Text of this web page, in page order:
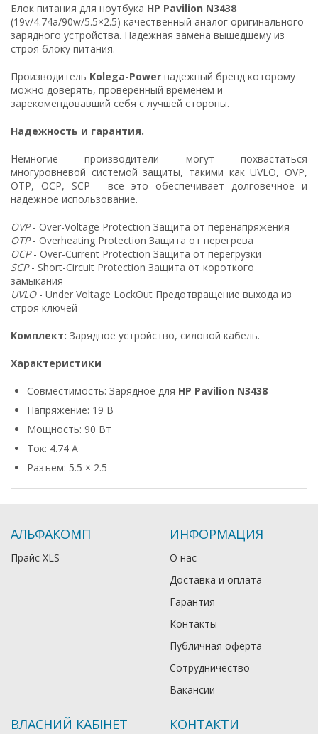
Блок питания для ноутбука HP Pavilion N3438
(19v/4.74a/90w/5.5×2.5) качественный аналог оригинального
зарядного устройства. Надежная замена вышедшему из
строя блоку питания.
Производитель Kolega-Power надежный бренд которому
можно доверять, проверенный временем и
зарекомендовавший себя с лучшей стороны.
Надежность и гарантия.
Немногие производители могут похвастаться
многуровневой системой защиты, такими как UVLO, OVP,
OTP, OCP, SCP - все это обеспечивает долговечное и
надежное использование.
OVP- Over-Voltage Protection Защита от перенапряжения
OTP- Overheating Protection Защита от перегрева
OCP- Over-Current Protection Защита от перегрузки
SCP- Short-Circuit Protection Защита от короткого
замыкания
UVLO- Under Voltage LockOut Предотвращение выхода из
строя ключей
Комплект: Зарядное устройство, силовой кабель.
Характеристики
Совместимость: Зарядное для HP Pavilion N3438
Напряжение: 19 В
Мощность: 90 Вт
Ток: 4.74 А
Разъем: 5.5 × 2.5
АЛЬФАКОМП
Прайс XLS
ИНФОРМАЦИЯ
О нас
Доставка и оплата
Гарантия
Контакты
Публичная оферта
Сотрудничество
Вакансии
ВЛАСНИЙ КАБІНЕТ КОНТАКТИ